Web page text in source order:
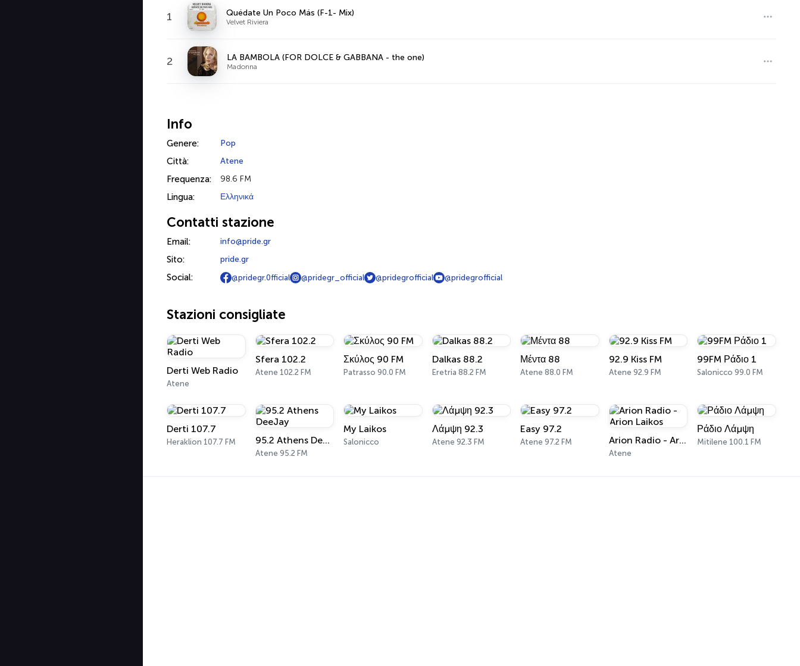
1 Quédate Un Poco Más (F-1- Mix)
Velvet Riviera
2 LA BAMBOLA (FOR DOLCE & GABBANA - the one)
Madonna
Info
Genere: Pop
Città: Atene
Frequenza: 98.6 FM
Lingua: Ελληνικά
Contatti stazione
Email: info@pride.gr
Sito: pride.gr
Social: @pridegr.0fficial @pridegr_official @pridegrofficial @pridegrofficial
Stazioni consigliate
Derti Web Radio
Atene
Sfera 102.2
Atene 102.2 FM
Σκύλος 90 FM
Patrasso 90.0 FM
Dalkas 88.2
Eretria 88.2 FM
Μέντα 88
Atene 88.0 FM
92.9 Kiss FM
Atene 92.9 FM
99FM Ράδιο 1
Salonicco 99.0 FM
Derti 107.7
Heraklion 107.7 FM 95.2 Athens DeeJay
Atene 95.2 FM
My Laikos
Salonicco
Λάμψη 92.3
Atene 92.3 FM
Easy 97.2
Atene 97.2 FM Arion Radio - Arion Laikos
Atene
Ράδιο Λάμψη
Mitilene 100.1 FM